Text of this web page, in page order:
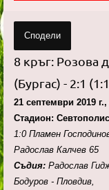
Сподели
8 кръг: Розова
(Бургас) - 2:1
21 септември 2019
Стадион:
1:0 Пламен
Радослав Калчев 65
Съдия: Радослав
Бодуров - Пловдив,